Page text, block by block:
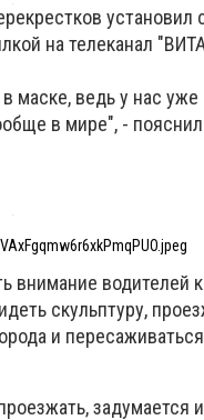
установил
на телеканал
маске, ведь у нас уже
в мире", -
внимание водителей
скульптуру,
и
задумается